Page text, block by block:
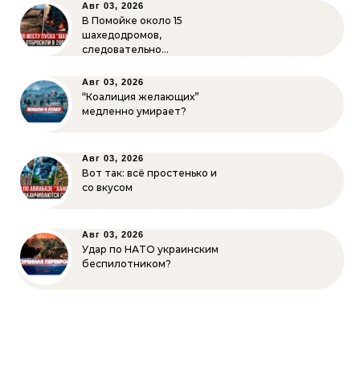
Авг 03, 2026
В Помойке около 15
шахедодромов,
следовательно…
Авг 03, 2026
“Коалиция желающих”
медленно умирает?
Авг 03, 2026
Вот так: всё простенько и
со вкусом
Авг 03, 2026
Удар по НАТО украинским
беспилотником?